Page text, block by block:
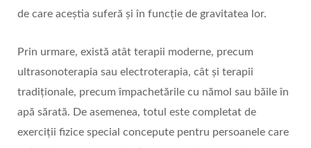
de care aceștia suferă și în funcție de gravitatea lor.
Prin urmare, există atât terapii moderne, precum
ultrasonoterapia sau electroterapia, cât și terapii
tradiționale, precum împachetările cu nămol sau băile în
apă sărată. De asemenea, totul este completat de
exerciții fizice special concepute pentru persoanele care